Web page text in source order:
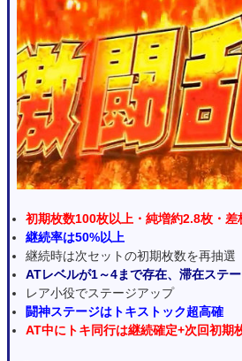
初期枚数100枚以上・純増約2.8枚・差
継続率は50%以上
継続時は次セットの初期枚数を再抽選
ATレベルが1～4まで存在、滞在ステ
レア小役でステージアップ
闘神ステージはトキストック超高確
AT中にトキ同行は継続確定+次回初期